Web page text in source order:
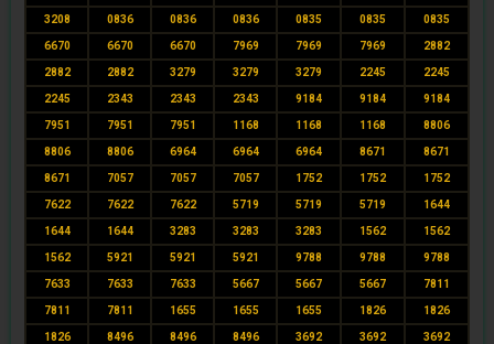
3208 0836 0836 0836 0835 0835 0835
6670 6670 6670 7969 7969 7969 2882
2882 2882 3279 3279 3279 2245 2245
2245 2343 2343 2343 9184 9184 9184
7951 7951 7951 1168 1168 1168 8806
8806 8806 6964 6964 6964 8671 8671
8671 7057 7057 7057 1752 1752 1752
7622 7622 7622 5719 5719 5719 1644
1644 1644 3283 3283 3283 1562 1562
1562 5921 5921 5921 9788 9788 9788
7633 7633 7633 5667 5667 5667 7811
7811 7811 1655 1655 1655 1826 1826
1826 8496 8496 8496 3692 3692 3692